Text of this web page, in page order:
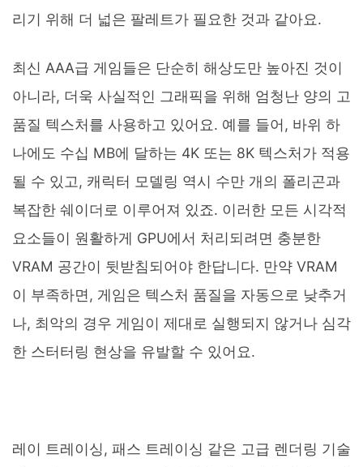
리기 위해 더 넓은 팔레트가 필요한 것과 같아요.
최신 AAA급 게임들은 단순히 해상도만 높아진 것이
아니라, 더욱 사실적인 그래픽을 위해 엄청난 양의 고
품질 텍스처를 사용하고 있어요. 예를 들어, 바위 하
나에도 수십 MB에 달하는 4K 또는 8K 텍스처가 적용
될 수 있고, 캐릭터 모델링 역시 수만 개의 폴리곤과
복잡한 쉐이더로 이루어져 있죠. 이러한 모든 시각적
요소들이 원활하게 GPU에서 처리되려면 충분한
VRAM 공간이 뒷받침되어야 한답니다. 만약 VRAM
이 부족하면, 게임은 텍스처 품질을 자동으로 낮추거
나, 최악의 경우 게임이 제대로 실행되지 않거나 심각
한 스터터링 현상을 유발할 수 있어요.
레이 트레이싱, 패스 트레이싱 같은 고급 렌더링 기술